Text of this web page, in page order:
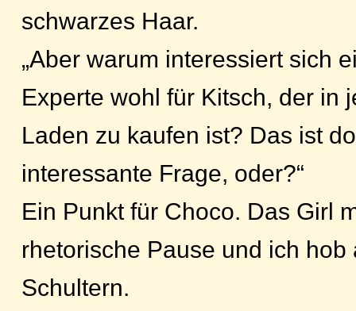
schwarzes Haar.
„Aber warum interessiert sich
Experte wohl für Kitsch, der in
Laden zu kaufen ist? Das ist
interessante Frage, oder?“
Ein Punkt für Choco. Das Girl
rhetorische Pause und ich
Schultern.